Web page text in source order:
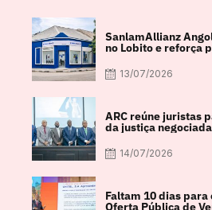
SanlamAllianz
no Lobito e reforça
13/07/2026
ARC reúne juristas
da justiça
14/07/2026
Faltam 10 dias
Oferta Pública de